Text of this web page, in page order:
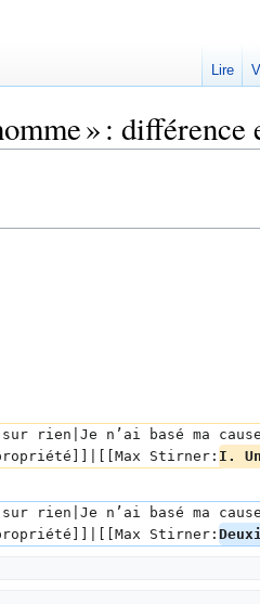
» : différence
rien|Je n’ai basé ma
Stirner: I.
rien|Je n’ai basé ma
Stirner:
Lire